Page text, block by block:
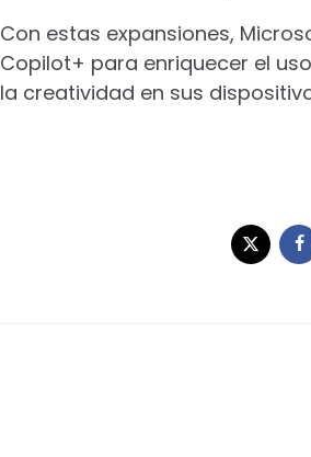
Con estas expansiones,
Copilot+ para enriquecer el
la creatividad en sus